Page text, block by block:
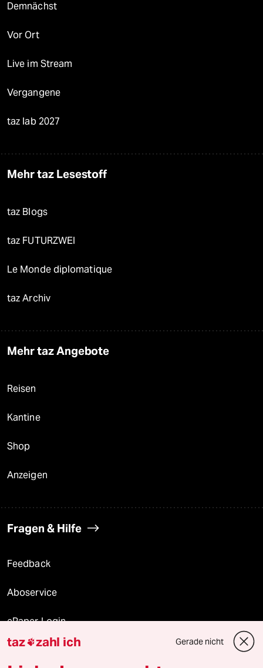
Demnächst
Vor Ort
Live im Stream
Vergangene
taz lab 2027
Mehr taz Lesestoff
taz Blogs
taz FUTURZWEI
Le Monde diplomatique
taz Archiv
Mehr taz Angebote
Reisen
Kantine
Shop
Anzeigen
Fragen & Hilfe
Feedback
Aboservice
ePaper Login
Downloads für Abonnierende
taz zahl ich Gerade nicht